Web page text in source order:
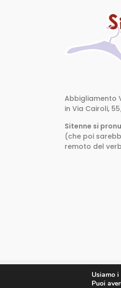
Abbigliamento
in Via Cairoli,
Sitenne si
(che poi
remoto del
SitenneUsiamo
Puoi